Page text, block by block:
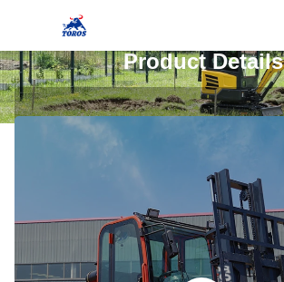
Product Details